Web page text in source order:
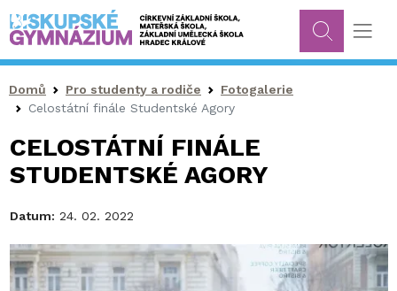
Drobečková navigace
Domů Pro studenty a rodiče
Fotogalerie
Celostátní finále Studentské Agory
CELOSTÁTNÍ FINÁLE
STUDENTSKÉ AGORY
Datum: 24. 02. 2022